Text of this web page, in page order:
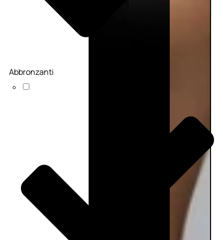
Abbronzanti